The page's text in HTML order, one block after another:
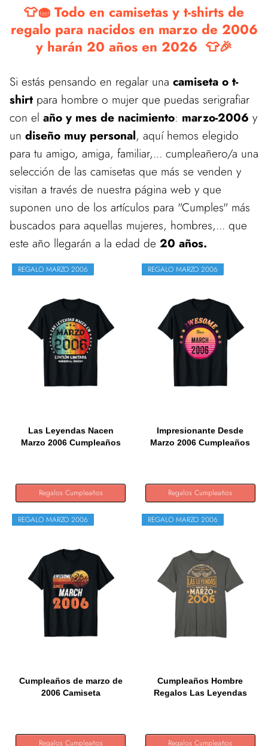
👕🧁 Todo en camisetas y t-shirts de
regalo para nacidos en marzo de 2006
y harán 20 años en 2026 👕🎉
Si estás pensando en regalar una camiseta o t-
shirt para hombre o mujer que puedas serigrafiar
con el año y mes de nacimiento: marzo-2006 y
un diseño muy personal, aquí hemos elegido
para tu amigo, amiga, familiar,... cumpleañero/a una
selección de las camisetas que más se venden y
visitan a través de nuestra página web y que
suponen uno de los artículos para "Cumples" más
buscados para aquellas mujeres, hombres,... que
este año llegarán a la edad de 20 años.
REGALO MARZO 2006
Las Leyendas Nacen
Marzo 2006 Cumpleaños
Regalos Cumpleaños
REGALO MARZO 2006
Impresionante Desde
Marzo 2006 Cumpleaños
Regalos Cumpleaños
REGALO MARZO 2006
Cumpleaños de marzo de
2006 Camiseta
Regalos Cumpleaños
REGALO MARZO 2006
Cumpleaños Hombre
Regalos Las Leyendas
Regalos Cumpleaños